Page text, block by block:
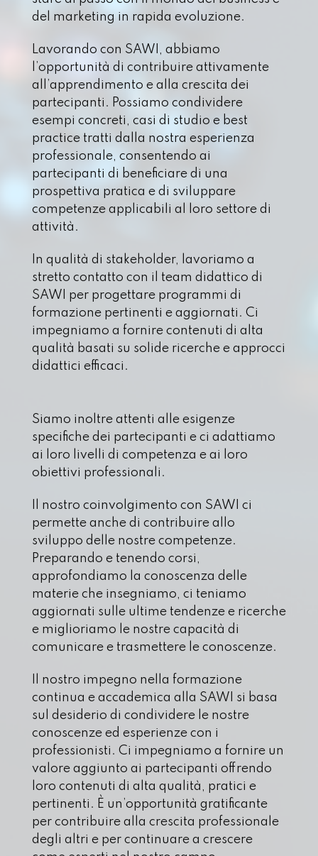
del marketing in rapida evoluzione.
Lavorando con SAWI, abbiamo
l’opportunità di contribuire attivamente
all’apprendimento e alla crescita dei
partecipanti. Possiamo condividere
esempi concreti, casi di studio e best
practice tratti dalla nostra esperienza
professionale, consentendo ai
partecipanti di beneficiare di una
prospettiva pratica e di sviluppare
competenze applicabili al loro settore di
attività.
In qualità di stakeholder, lavoriamo a
stretto contatto con il team didattico di
SAWI per progettare programmi di
formazione pertinenti e aggiornati. Ci
impegniamo a fornire contenuti di alta
qualità basati su solide ricerche e approcci
didattici efficaci.
Siamo inoltre attenti alle esigenze
specifiche dei partecipanti e ci adattiamo
ai loro livelli di competenza e ai loro
obiettivi professionali.
Il nostro coinvolgimento con SAWI ci
permette anche di contribuire allo
sviluppo delle nostre competenze.
Preparando e tenendo corsi,
approfondiamo la conoscenza delle
materie che insegniamo, ci teniamo
aggiornati sulle ultime tendenze e ricerche
e miglioriamo le nostre capacità di
comunicare e trasmettere le conoscenze.
Il nostro impegno nella formazione
continua e accademica alla SAWI si basa
sul desiderio di condividere le nostre
conoscenze ed esperienze con i
professionisti. Ci impegniamo a fornire un
valore aggiunto ai partecipanti offrendo
loro contenuti di alta qualità, pratici e
pertinenti. È un’opportunità gratificante
per contribuire alla crescita professionale
degli altri e per continuare a crescere